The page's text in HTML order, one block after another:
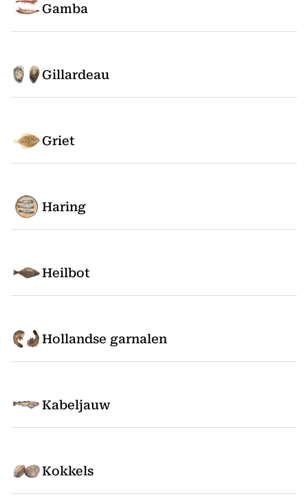
Gamba
Gillardeau
Griet
Haring
Heilbot
Hollandse garnalen
Kabeljauw
Kokkels